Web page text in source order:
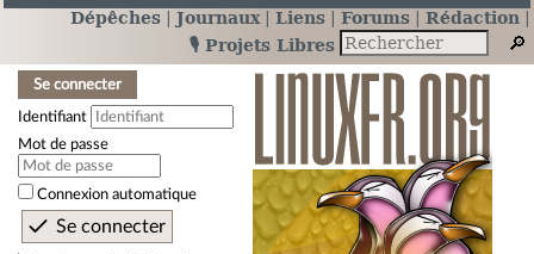
Dépêches Journaux Liens Forums
Rédaction
🎙️ Projets Libres
Se connecter
Identifiant
Mot de passe
Connexion automatique